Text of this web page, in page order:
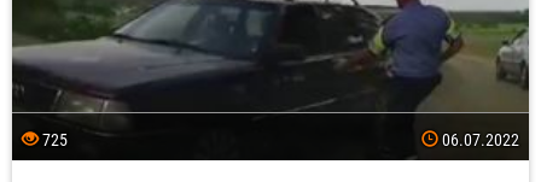
725 06.07.2022